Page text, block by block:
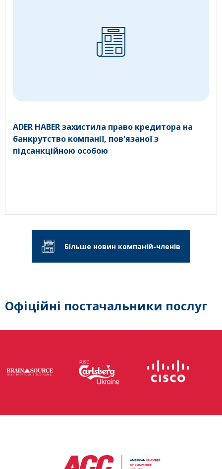
ADER HABER захистила право кредитора на
банкрутство компанії, пов'язаної з
підсанкційною особою
Більше новин компаній-членів
Офіційні постачальники послуг